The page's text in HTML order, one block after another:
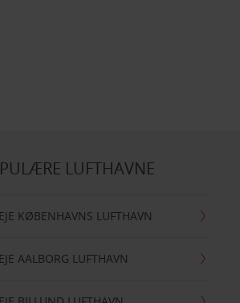
LUFTHAVNE
KØBENHAVNS LUFTHAVN
AALBORG LUFTHAVN